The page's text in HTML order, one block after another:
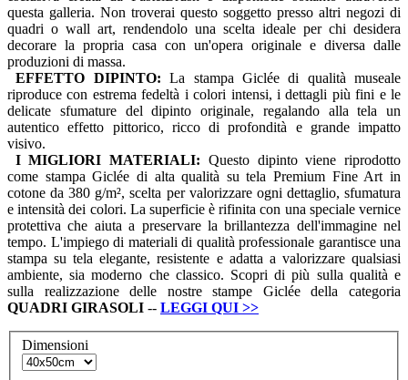
questa galleria. Non troverai questo soggetto presso altri negozi di
quadri o wall art, rendendolo una scelta ideale per chi desidera
decorare la propria casa con un'opera originale e diversa dalle
produzioni di massa.
EFFETTO DIPINTO: La stampa Giclée di qualità museale
riproduce con estrema fedeltà i colori intensi, i dettagli più fini e le
delicate sfumature del dipinto originale, regalando alla tela un
autentico effetto pittorico, ricco di profondità e grande impatto
visivo.
I MIGLIORI MATERIALI: Questo dipinto viene riprodotto
come stampa Giclée di alta qualità su tela Premium Fine Art in
cotone da 380 g/m², scelta per valorizzare ogni dettaglio, sfumatura
e intensità dei colori. La superficie è rifinita con una speciale vernice
protettiva che aiuta a preservare la brillantezza dell'immagine nel
tempo. L'impiego di materiali di qualità professionale garantisce una
stampa su tela elegante, resistente e adatta a valorizzare qualsiasi
ambiente, sia moderno che classico. Scopri di più sulla qualità e
sulla realizzazione delle nostre stampe Giclée della categoria
QUADRI GIRASOLI -- LEGGI QUI >>
Dimensioni